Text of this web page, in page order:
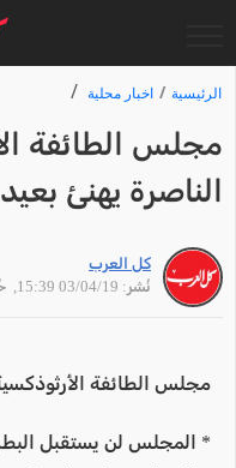
الرئيسية اخبار محلية
مجلس الطائفة
الناصرة يهنئ
كل العرب
نُشر: 03/04/19 15:39
,
مجلس الطائفة
* المجلس لن يستقبل